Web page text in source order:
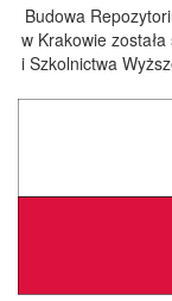
Budowa
w Krakowie
i Szkolnictwa